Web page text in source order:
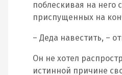
поблескивая на него
приспущенных на
– Деда навестить, –
Он не хотел
истинной причине